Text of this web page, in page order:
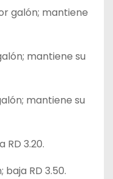
galón; mantiene
mantiene su
mantiene su
RD 3.20.
baja RD 3.50.